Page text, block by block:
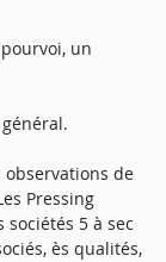
un
de
Pressing
sociétés 5 à sec
ès qualités,